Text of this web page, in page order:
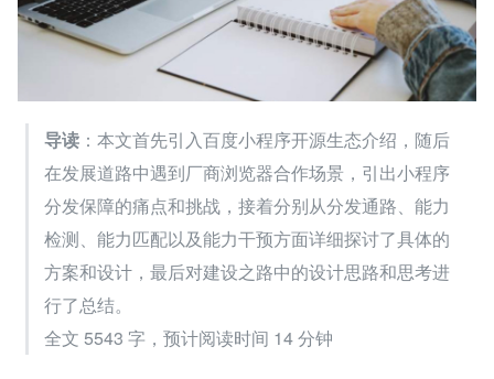
导读 ：本文首先引入百度小程序开源生态介绍，随后
在发展道路中遇到厂商浏览器合作场景，引出小程序
分发保障的痛点和挑战，接着分别从分发通路、能力
检测、能力匹配以及能力干预方面详细探讨了具体的
方案和设计，最后对建设之路中的设计思路和思考进
行了总结。
全文 5543 字，预计阅读时间 14 分钟